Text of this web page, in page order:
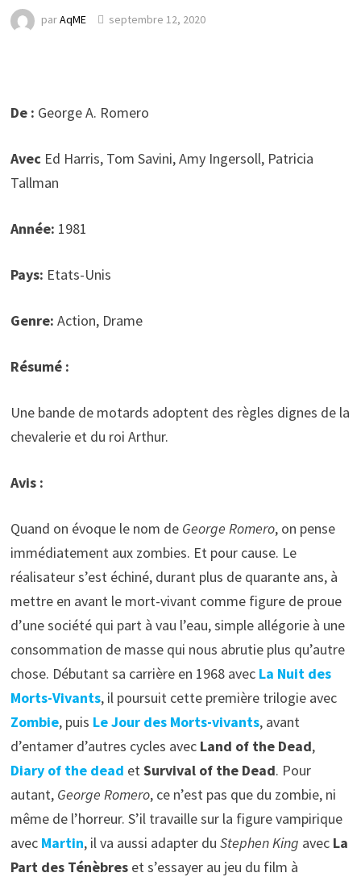
parAqME septembre 12, 2020
De : George A. Romero
Avec Ed Harris, Tom Savini, Amy Ingersoll, Patricia
Tallman
Année: 1981
Pays: Etats-Unis
Genre: Action, Drame
Résumé :
Une bande de motards adoptent des règles dignes de la
chevalerie et du roi Arthur.
Avis :
Quand on évoque le nom de George Romero, on pense
immédiatement aux zombies. Et pour cause. Le
réalisateur s’est échiné, durant plus de quarante ans, à
mettre en avant le mort-vivant comme figure de proue
d’une société qui part à vau l’eau, simple allégorie à une
consommation de masse qui nous abrutie plus qu’autre
chose. Débutant sa carrière en 1968 avec La Nuit des
Morts-Vivants, il poursuit cette première trilogie avec
Zombie, puis Le Jour des Morts-vivants, avant
d’entamer d’autres cycles avec Land of the Dead,
Diary of the dead etSurvival of the Dead. Pour
autant, George Romero, ce n’est pas que du zombie, ni
même de l’horreur. S’il travaille sur la figure vampirique
avec Martin, il va aussi adapter du Stephen King avec La
Part des Ténèbreset s’essayer au jeu du film à